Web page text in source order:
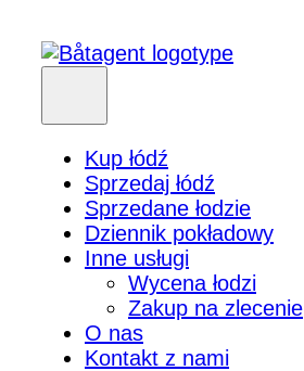
Kup łódź
Sprzedaj łódź
Sprzedane łodzie
Dziennik pokładowy
Inne usługi
Wycena łodzi
Zakup na zlecenie
O nas
Kontakt z nami